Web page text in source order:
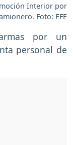
Interior por
Foto: EFE
por un
personal de